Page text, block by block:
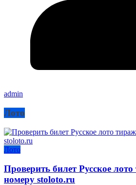
admin
Лото
Лото
Проверить билет Русское
номеру stoloto.ru